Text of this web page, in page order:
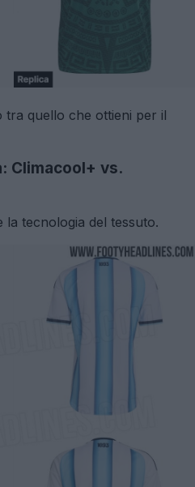
quello che ottieni per il
Climacool+ vs.
la tecnologia del tessuto.